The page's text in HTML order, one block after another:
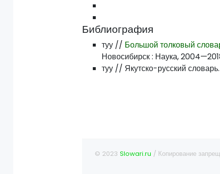
Библиография
туу // Большой толковый
Новосибирск : Наука,
туу // Якутско-русский
© 2023Slowari.ru / Копирование